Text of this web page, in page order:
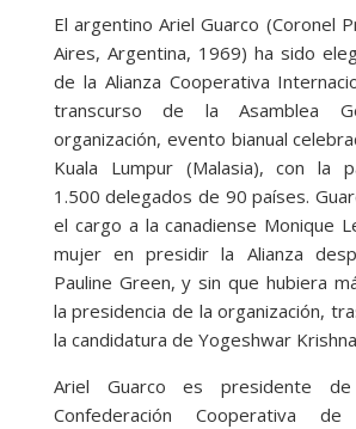
El argentino Ariel Guarco (Coronel
Aires, Argentina, 1969) ha sido
de la Alianza Cooperativa
transcurso de la Asamblea
organización, evento bianual
Kuala Lumpur (Malasia), con la
1.500 delegados de 90 países.
el cargo a la canadiense Monique
mujer en presidir la Alianza
Pauline Green, y sin que hubiera
la presidencia de la organización,
la candidatura de Yogeshwar
Ariel Guarco es presidente
Confederación Cooperativa